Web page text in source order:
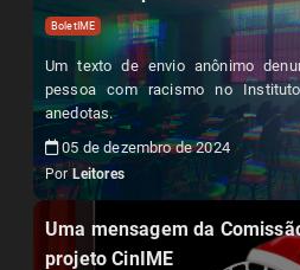
BoletIME
Um texto de envio anônimo
pessoa com racismo no
anedotas.
05 de dezembro de 2024
PorLeitores
Uma mensagem da
projeto CinIME